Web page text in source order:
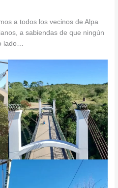
a todos los vecinos de Alpa
a sabiendas de que ningún
lado…